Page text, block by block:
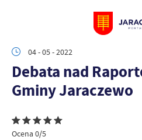
04 - 05 - 2022
Debata nad
Gminy Jaraczewo
Ocena 0/5